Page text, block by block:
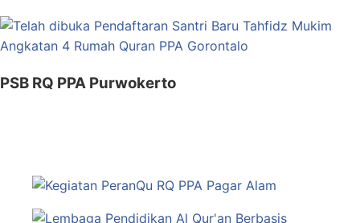
PSB RQ PPA Purwokerto